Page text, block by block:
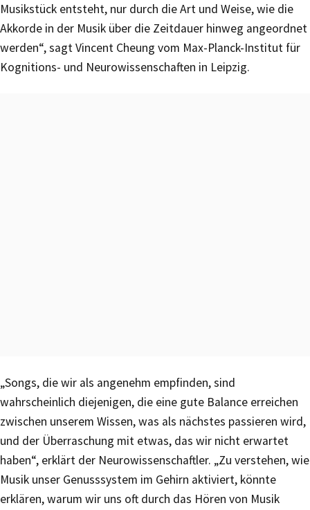
Musikstück entsteht, nur durch die Art und Weise, wie die
Akkorde in der Musik über die Zeitdauer hinweg angeordnet
werden“, sagt Vincent Cheung vom Max-Planck-Institut für
Kognitions- und Neurowissenschaften in Leipzig.
„Songs, die wir als angenehm empfinden, sind
wahrscheinlich diejenigen, die eine gute Balance erreichen
zwischen unserem Wissen, was als nächstes passieren wird,
und der Überraschung mit etwas, das wir nicht erwartet
haben“, erklärt der Neurowissenschaftler. „Zu verstehen, wie
Musik unser Genusssystem im Gehirn aktiviert, könnte
erklären, warum wir uns oft durch das Hören von Musik